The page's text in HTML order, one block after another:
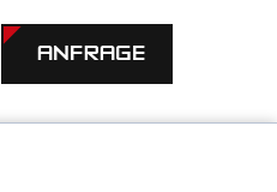
ANFRAGE